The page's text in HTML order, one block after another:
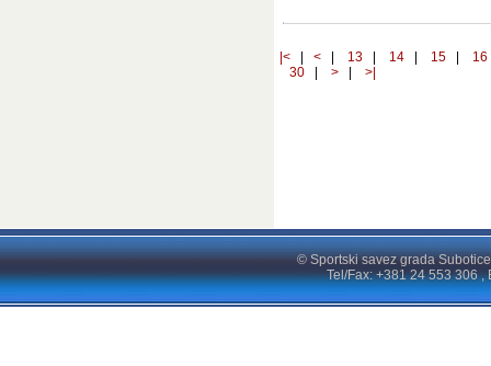
|< < 13 14 15
30
> >|
© Sportski savez grada
Tel/Fax: +381 24 553 306 ,